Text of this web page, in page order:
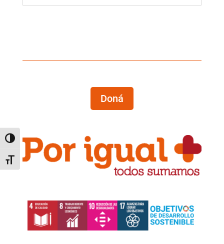
Alternar alto contraste
Alternar tamaño de letra
Doná